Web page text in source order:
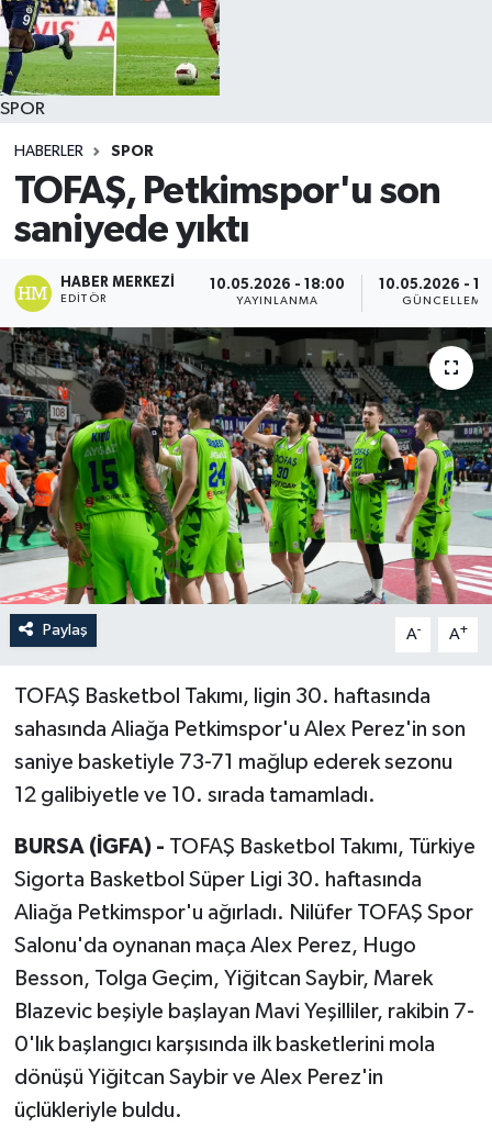
SPOR
HABERLER SPOR
TOFAŞ, Petkimspor'u son
saniyede yıktı
HABER MERKEZI
EDITÖR
10.05.2026 - 18:00
YAYINLANMA
10.05.2026 -
GÜNCELLEME
Paylaş A- A+
TOFAŞ Basketbol Takımı, ligin 30. haftasında
sahasında Aliağa Petkimspor'u Alex Perez'in son
saniye basketiyle 73-71 mağlup ederek sezonu
12 galibiyetle ve 10. sırada tamamladı.
BURSA (İGFA) - TOFAŞ Basketbol Takımı, Türkiye
Sigorta Basketbol Süper Ligi 30. haftasında
Aliağa Petkimspor'u ağırladı. Nilüfer TOFAŞ Spor
Salonu'da oynanan maça Alex Perez, Hugo
Besson, Tolga Geçim, Yiğitcan Saybir, Marek
Blazevic beşiyle başlayan Mavi Yeşilliler, rakibin 7-
0'lık başlangıcı karşısında ilk basketlerini mola
dönüşü Yiğitcan Saybir ve Alex Perez'in
üçlükleriyle buldu.